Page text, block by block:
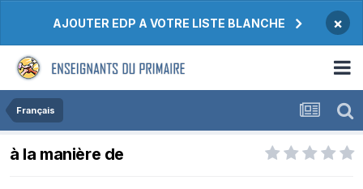
AJOUTER EDP A VOTRE LISTE BLANCHE ×
Français
à la manière de